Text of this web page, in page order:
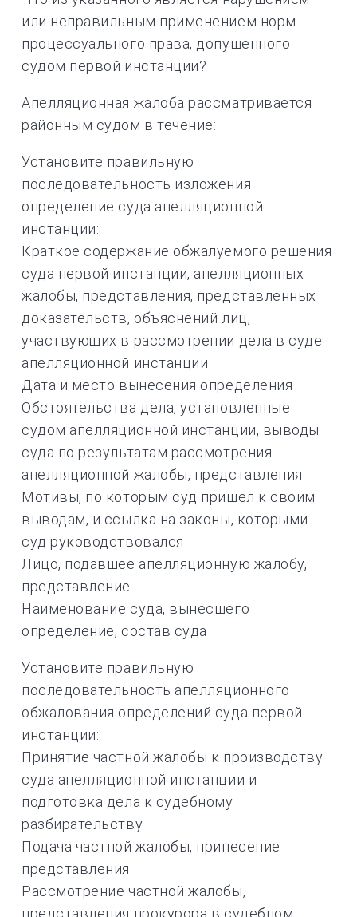
или неправильным применением норм
процессуального права, допушенного
судом первой инстанции?
Апелляционная жалоба рассматривается
районным судом в течение:
Установите правильную
последовательность изложения
определение суда апелляционной
инстанции:
Краткое содержание обжалуемого решения
суда первой инстанции, апелляционных
жалобы, представления, представленных
доказательств, объяснений лиц,
участвующих в рассмотрении дела в суде
апелляционной инстанции
Дата и место вынесения определения
Обстоятельства дела, установленные
судом апелляционной инстанции, выводы
суда по результатам рассмотрения
апелляционной жалобы, представления
Мотивы, по которым суд пришел к своим
выводам, и ссылка на законы, которыми
суд руководствовался
Лицо, подавшее апелляционную жалобу,
представление
Наименование суда, вынесшего
определение, состав суда
Установите правильную
последовательность апелляционного
обжалования определений суда первой
инстанции:
Принятие частной жалобы к производству
суда апелляционной инстанции и
подготовка дела к судебному
разбирательству
Подача частной жалобы, принесение
представления
Рассмотрение частной жалобы,
представления прокурора в судебном